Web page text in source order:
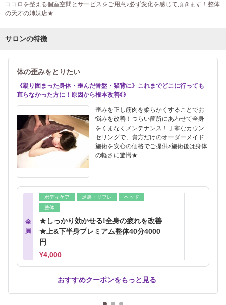
ココロを整える個室空間とサービスをご用意♪必ず変化を感じて頂きます！整体
の天才の姉妹店★
サロンの特徴
体の歪みをとりたい
《凝り固まった身体・歪んだ骨盤・猫背に》これまでどこに行っても
直らなかった方に！原因から根本改善◎
歪みを正し筋肉を柔らかくすることでお
悩みを改善！つらい箇所にあわせて全身
をくまなくメンテナンス！丁寧なカウン
セリングで、貴方だけのオーダーメイド
施術を安心の価格でご提供♪施術後は身体
の軽さに驚愕★
全
員
ボディケア 足裏・リフレ
ヘッド
整体
★しっかり効かせる!全身の疲れを改善
★上&下半身プレミアム整体40分4000
円
¥4,000
おすすめクーポンをもっと見る